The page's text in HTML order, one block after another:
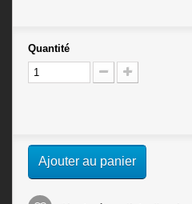
Quantité
Ajouter au panier